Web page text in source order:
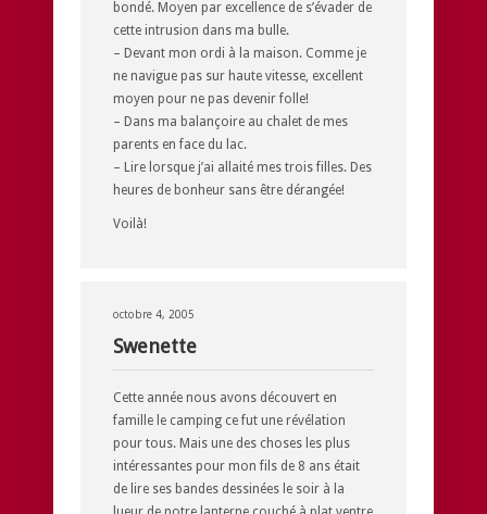
bondé. Moyen par excellence de s’évader de
cette intrusion dans ma bulle.
– Devant mon ordi à la maison. Comme je
ne navigue pas sur haute vitesse, excellent
moyen pour ne pas devenir folle!
– Dans ma balançoire au chalet de mes
parents en face du lac.
– Lire lorsque j’ai allaité mes trois filles. Des
heures de bonheur sans être dérangée!
Voilà!
octobre 4, 2005
Swenette
Cette année nous avons découvert en
famille le camping ce fut une révélation
pour tous. Mais une des choses les plus
intéressantes pour mon fils de 8 ans était
de lire ses bandes dessinées le soir à la